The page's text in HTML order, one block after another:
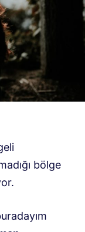
bölge